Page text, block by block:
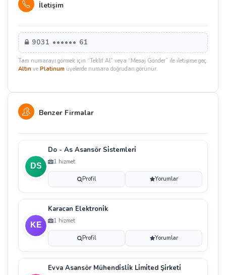
İletişim
9031 •••••• 61
Tam numarayı görmek için “Teklif Al” veya “Mesaj Gönder” ile iletişime geç.
Altın ve Platinum üyelerde numara doğrudan görünür.
Benzer Firmalar
Do - As Asansör Si̇stemleri̇
1 hizmet
Profil Yorumlar
Karacan Elektroni̇k
1 hizmet
Profil Yorumlar
Evva Asansör Mühendi̇sli̇k Li̇mi̇ted Şi̇rketi̇